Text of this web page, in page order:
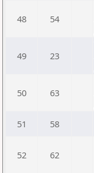
48 54
49 23
50 63
51 58
52 62